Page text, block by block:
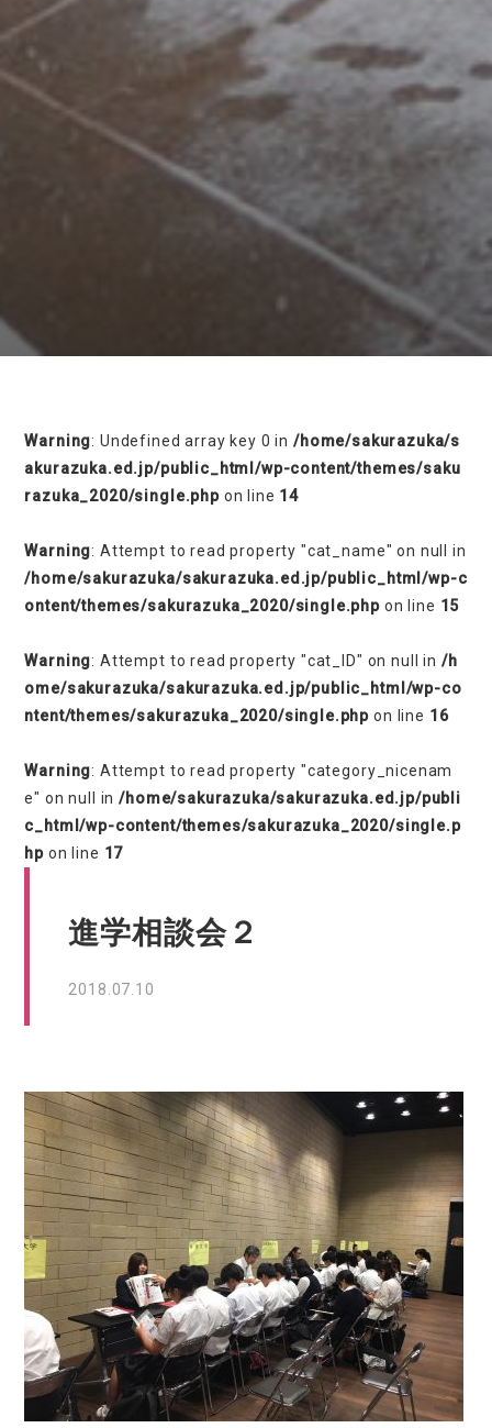
on line
Warning: Undefined array key 0 in /home/sakurazuka/s
akurazuka.ed.jp/public_html/wp-content/themes/saku
razuka_2020/single.phpon line 14
Warning: Attempt to read property "cat_name" on null in
/home/sakurazuka/sakurazuka.ed.jp/public_html/wp-c
ontent/themes/sakurazuka_2020/single.php on line 15
Warning: Attempt to read property "cat_ID" on null in /h
ome/sakurazuka/sakurazuka.ed.jp/public_html/wp-co
ntent/themes/sakurazuka_2020/single.php on line 16
Warning: Attempt to read property "category_nicenam
e" on null in/home/sakurazuka/sakurazuka.ed.jp/publi
c_html/wp-content/themes/sakurazuka_2020/single.p
hp on line 17
進学相談会２
2018.07.10